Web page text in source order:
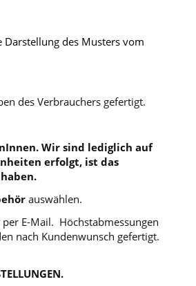
des Musters vom
des Verbrauchers gefertigt.
Wir sind lediglich auf
erfolgt, ist das
auswählen.
E-Mail. Höchstabmessungen
nach Kundenwunsch gefertigt.